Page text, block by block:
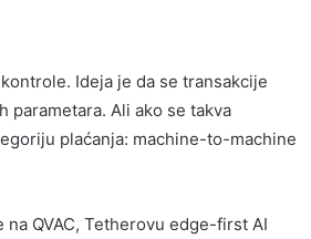
Ideja je da se transakcije
Ali ako se takva
plaćanja: machine-to-machine
QVAC, Tetherovu edge-first AI